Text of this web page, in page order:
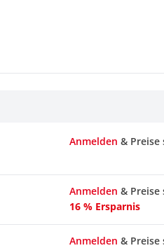
Anmelden & Preise
Anmelden & Preise
16 % Ersparnis
Anmelden & Preise